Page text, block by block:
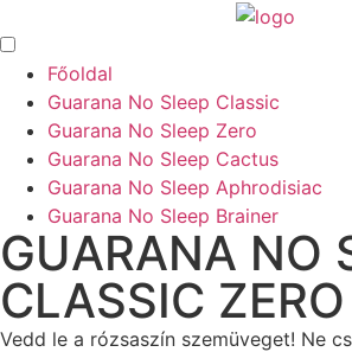
Főoldal
Guarana No Sleep Classic
Guarana No Sleep Zero
Guarana No Sleep Cactus
Guarana No Sleep Aphrodisiac
Guarana No Sleep Brainer
GUARANA NO
CLASSIC ZERO
Vedd le a rózsaszín szemüveget! Ne